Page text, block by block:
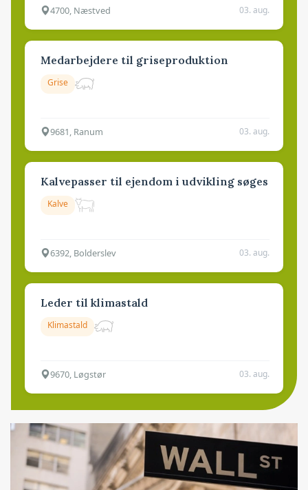
4700, Næstved 03. aug.
Medarbejdere til griseproduktion
Grise
9681, Ranum 03. aug.
Kalvepasser til ejendom i udvikling søges
Kalve
6392, Bolderslev 03. aug.
Leder til klimastald
Klimastald
9670, Løgstør 03. aug.